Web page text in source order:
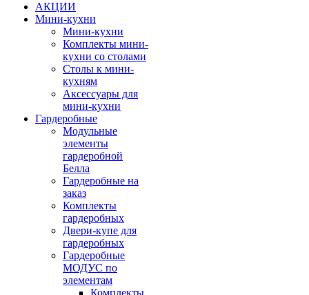
АКЦИИ
Мини-кухни
Мини-кухни
Комплекты мини-
кухни со столами
Столы к мини-
кухням
Аксессуары для
мини-кухни
Гардеробные
Модульные
элементы
гардеробной
Белла
Гардеробные на
заказ
Комплекты
гардеробных
Двери-купе для
гардеробных
Гардеробные
МОДУС по
элементам
Комплекты